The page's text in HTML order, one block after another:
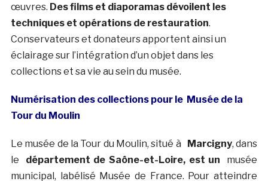
œuvres. Des films et diaporamas dévoilent les
techniques et opérations de restauration.
Conservateurs et donateurs apportent ainsi un
éclairage sur l’intégration d’un objet dans les
collections et sa vie au sein du musée.
Numérisation des collections pour le Musée de la
Tour du Moulin
Le musée de la Tour du Moulin, situé à Marcigny, dans
le département de Saône-et-Loire, est un musée
municipal, labélisé Musée de France. Pour atteindre